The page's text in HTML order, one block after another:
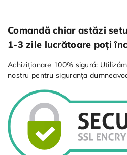
Comandă chiar astăzi
1-3 zile lucrătoare poți
Achiziționare 100% sigură:
nostru pentru siguranța